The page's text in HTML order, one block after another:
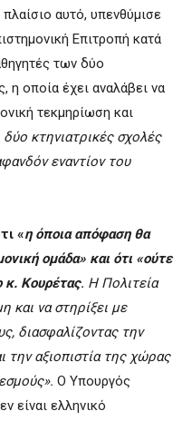
αυτό, υπενθύμισε
Επιτροπή κατά
των δύο
η οποία έχει αναλάβει να
τεκμηρίωση και
δύο κτηνιατρικές σχολές
εναντίον του
«η όποια απόφαση θα
ομάδα» και ότι «ούτε
κ. Κουρέτας. Η Πολιτεία
και να στηρίξει με
διασφαλίζοντας την
την αξιοπιστία της χώρας
Ο Υπουργός
είναι ελληνικό